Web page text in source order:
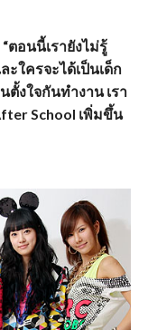
“ตอนนี้เรายังไม่รู้
ะใครจะได้เป็นเด็ก
งใจกันทำงาน เรา
School เพิ่มขึ้น